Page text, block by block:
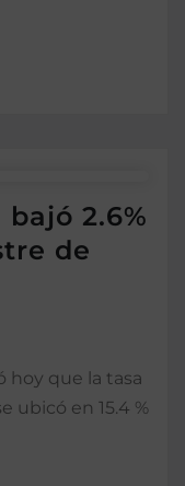
2.6%
de
hoy que la tasa
ubicó en 15.4 %